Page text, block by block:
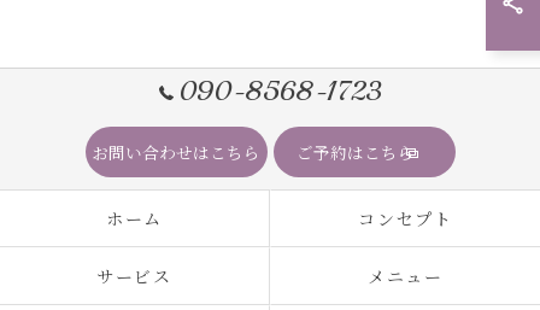
090-8568-1723
お問い合わせはこちら ご予約はこちら
ホーム コンセプト
サービス メニュー